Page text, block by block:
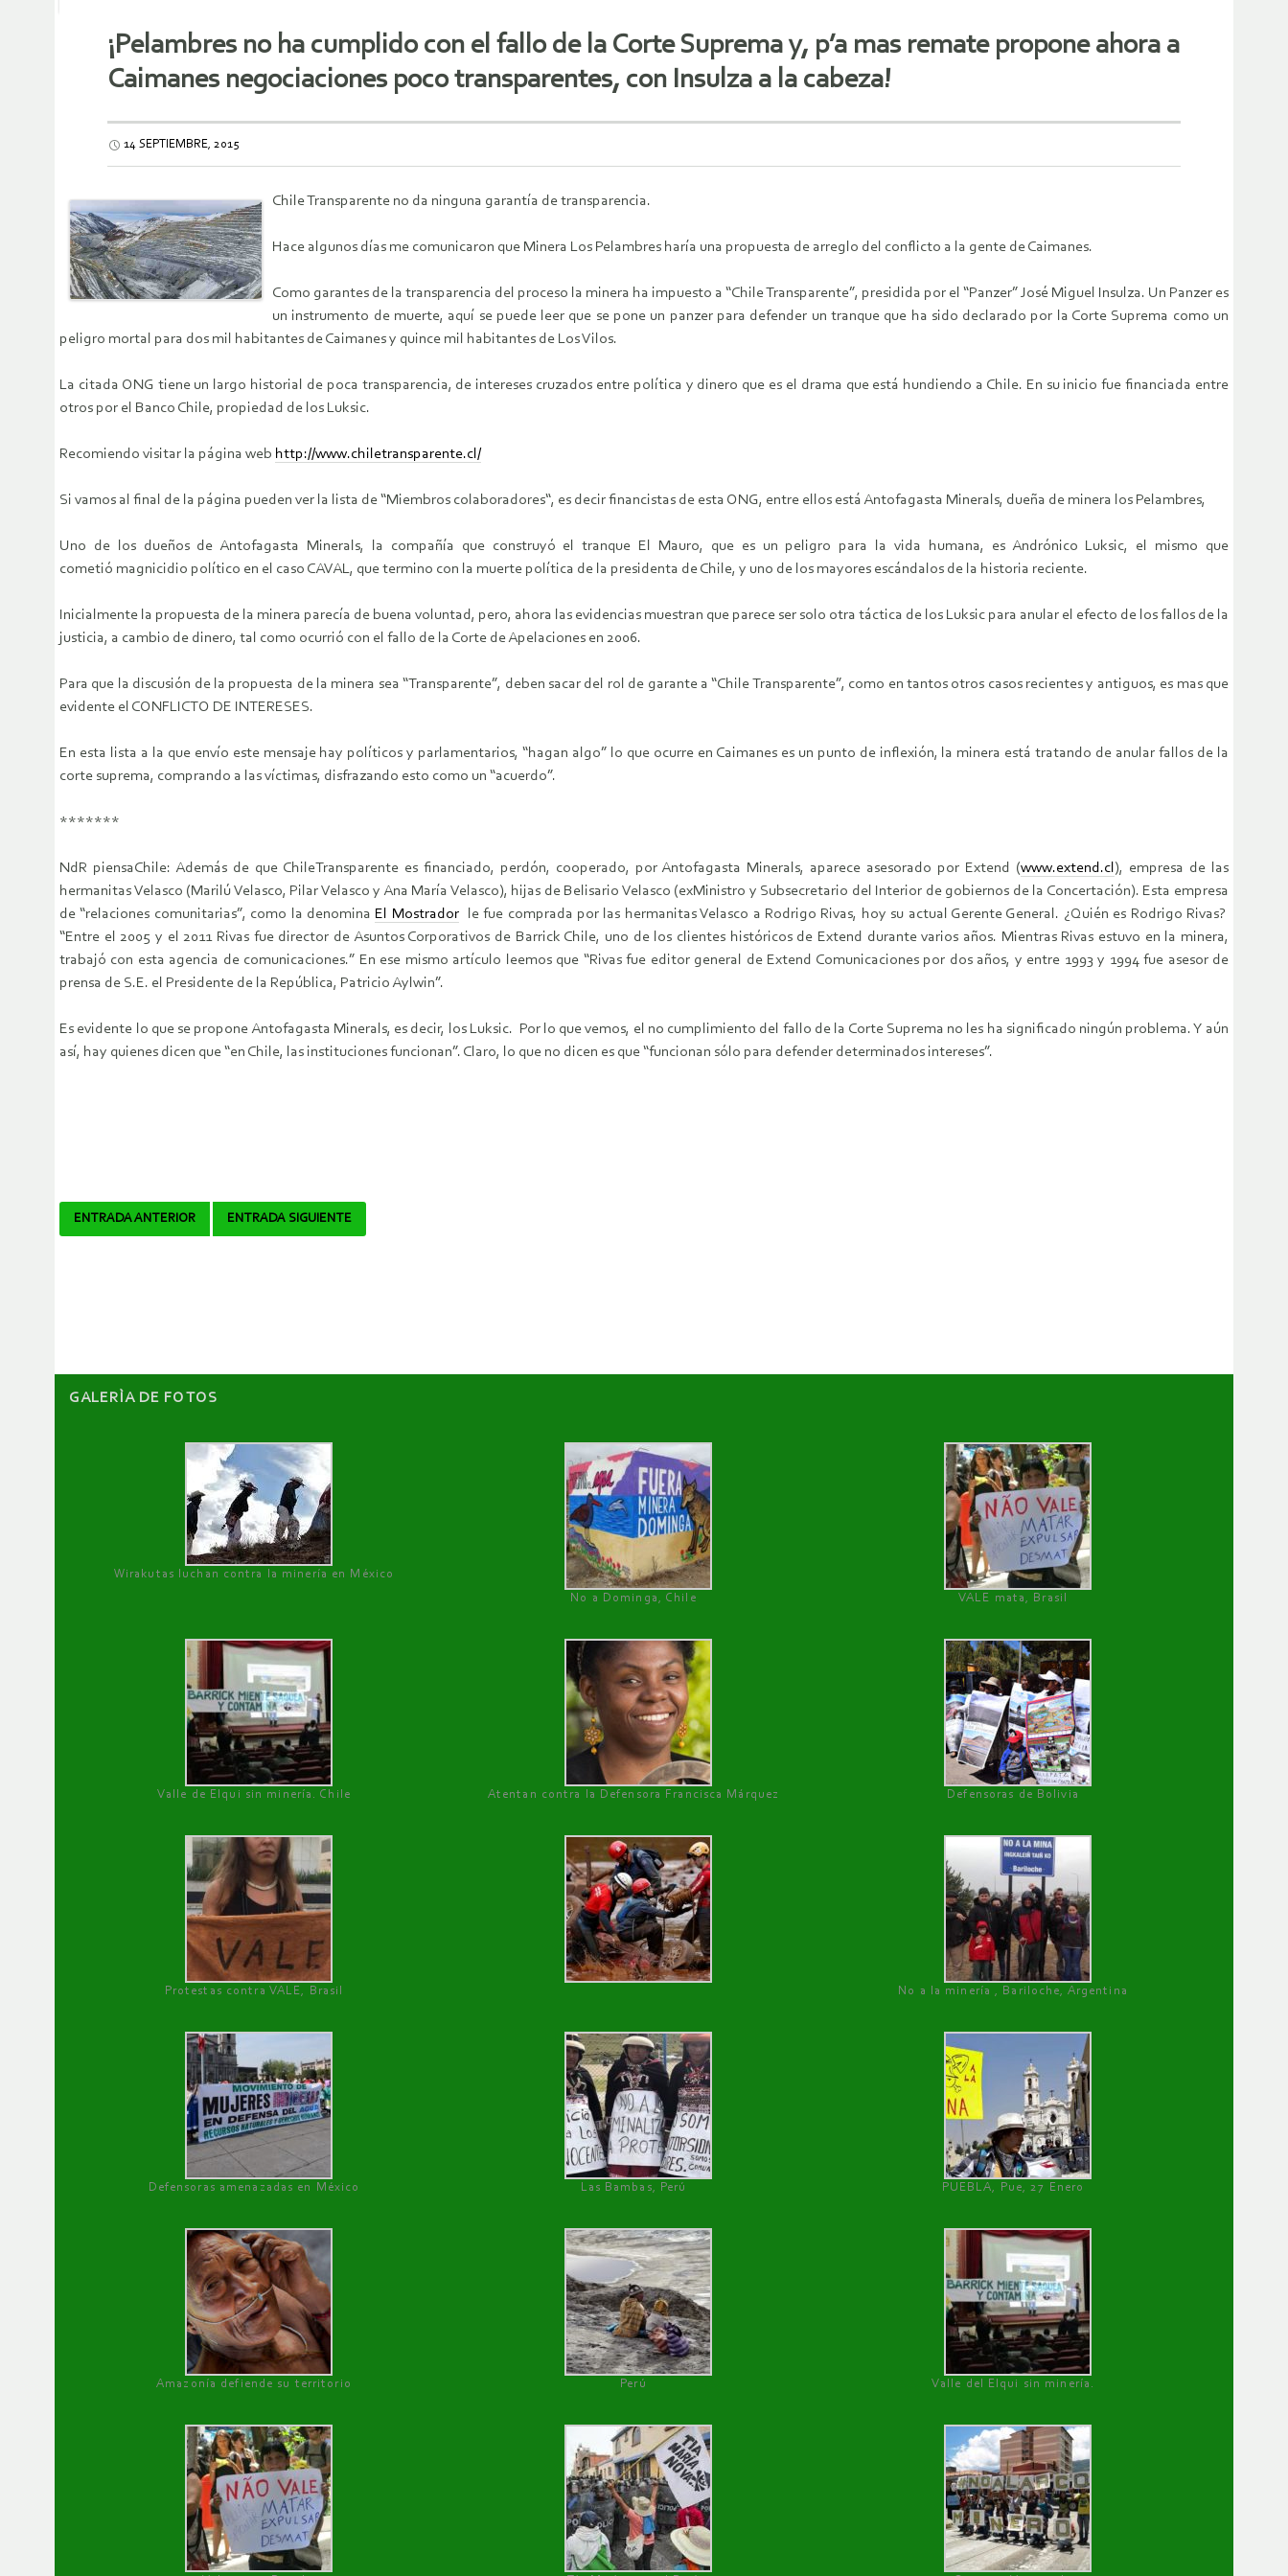
¡Pelambres no ha cumplido con el fallo de la Corte Suprema y, p’a mas remate propone ahora a
Caimanes negociaciones poco transparentes, con Insulza a la cabeza!
14 SEPTIEMBRE, 2015
Chile Transparente no da ninguna garantía de transparencia.
Hace algunos días me comunicaron que Minera Los Pelambres haría una propuesta de arreglo del conflicto a la gente de Caimanes.
Como garantes de la transparencia del proceso la minera ha impuesto a “Chile Transparente”, presidida por el “Panzer” José Miguel Insulza. Un Panzer es
un instrumento de muerte, aquí se puede leer que se pone un panzer para defender un tranque que ha sido declarado por la Corte Suprema como un
peligro mortal para dos mil habitantes de Caimanes y quince mil habitantes de Los Vilos.
La citada ONG tiene un largo historial de poca transparencia, de intereses cruzados entre política y dinero que es el drama que está hundiendo a Chile. En su inicio fue financiada entre
otros por el Banco Chile, propiedad de los Luksic.
Recomiendo visitar la página web http://www.chiletransparente.cl/
Si vamos al final de la página pueden ver la lista de “Miembros colaboradores“, es decir financistas de esta ONG, entre ellos está Antofagasta Minerals, dueña de minera los Pelambres,
Uno de los dueños de Antofagasta Minerals, la compañía que construyó el tranque El Mauro, que es un peligro para la vida humana, es Andrónico Luksic, el mismo que
cometió magnicidio político en el caso CAVAL, que termino con la muerte política de la presidenta de Chile, y uno de los mayores escándalos de la historia reciente.
Inicialmente la propuesta de la minera parecía de buena voluntad, pero, ahora las evidencias muestran que parece ser solo otra táctica de los Luksic para anular el efecto de los fallos de la
justicia, a cambio de dinero, tal como ocurrió con el fallo de la Corte de Apelaciones en 2006.
Para que la discusión de la propuesta de la minera sea “Transparente”, deben sacar del rol de garante a “Chile Transparente”, como en tantos otros casos recientes y antiguos, es mas que
evidente el CONFLICTO DE INTERESES.
En esta lista a la que envío este mensaje hay políticos y parlamentarios, “hagan algo” lo que ocurre en Caimanes es un punto de inflexión, la minera está tratando de anular fallos de la
corte suprema, comprando a las víctimas, disfrazando esto como un “acuerdo”.
*******
NdR piensaChile: Además de que ChileTransparente es financiado, perdón, cooperado, por Antofagasta Minerals, aparece asesorado por Extend (www.extend.cl ), empresa de las
hermanitas Velasco (Marilú Velasco, Pilar Velasco y Ana María Velasco), hijas de Belisario Velasco (exMinistro y Subsecretario del Interior de gobiernos de la Concertación). Esta empresa
de “relaciones comunitarias”, como la denomina El Mostradorle fue comprada por las hermanitas Velasco a Rodrigo Rivas, hoy su actual Gerente General. ¿Quién es Rodrigo Rivas?
“Entre el 2005 y el 2011 Rivas fue director de Asuntos Corporativos de Barrick Chile, uno de los clientes históricos de Extend durante varios años. Mientras Rivas estuvo en la minera,
trabajó con esta agencia de comunicaciones.” En ese mismo artículo leemos que “Rivas fue editor general de Extend Comunicaciones por dos años, y entre 1993 y 1994 fue asesor de
prensa de S.E. el Presidente de la República, Patricio Aylwin”.
Es evidente lo que se propone Antofagasta Minerals, es decir, los Luksic. Por lo que vemos, el no cumplimiento del fallo de la Corte Suprema no les ha significado ningún problema. Y aún
así, hay quienes dicen que “en Chile, las instituciones funcionan”. Claro, lo que no dicen es que “funcionan sólo para defender determinados intereses”.
Navegador
ENTRADA ANTERIOR ENTRADA SIGUIENTE
GALERÌA DE FOTOS
Wirakutas luchan contra la minería en México
No a Dominga, Chile
VALE mata, Brasil
Valle de Elqui sin minería. Chile Atentan contra la Defensora Francisca Márquez Defensoras de Bolivia
Protestas contra VALE, Brasil No a la minería , Bariloche, Argentina
Defensoras amenazadas en México Las Bambas, Perú PUEBLA, Pue, 27 Enero
Amazonía defiende su territorio Perú Valle del Elqui sin minería.